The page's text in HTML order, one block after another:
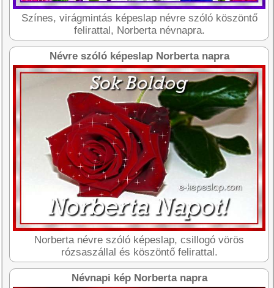
Színes, virágmintás képeslap névre szóló köszöntő
felirattal, Norberta névnapra.
Névre szóló képeslap Norberta napra
Norberta névre szóló képeslap, csillogó vörös
rózsaszállal és köszöntő felirattal.
Névnapi kép Norberta napra